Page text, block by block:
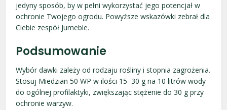
jedyny sposób, by w pełni wykorzystać jego potencjał w
ochronie Twojego ogrodu. Powyższe wskazówki zebrał dla
Ciebie zespół Jumeble.
Podsumowanie
Wybór dawki zależy od rodzaju rośliny i stopnia zagrożenia.
Stosuj Miedzian 50 WP w ilości 15–30 g na 10 litrów wody
do ogólnej profilaktyki, zwiększając stężenie do 30 g przy
ochronie warzyw.